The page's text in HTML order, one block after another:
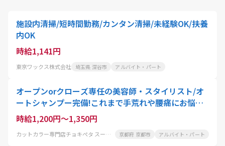
施設内清掃/短時間勤務/カンタン清掃/未経験OK/扶養
内OK
時給1,141円
東京ワックス株式会社 埼玉県 深谷市 アルバイト・パート
オープンorクローズ専任の美容師・スタイリスト/オ
ートシャンプー完備!これまで手荒れや腰痛にお悩み
の美容師さんにも大好評
時給1,200円～1,350円
カットカラー専門店チョキぺタ スーパーマツモト五条店 京都府 京都市 アルバイト・パート